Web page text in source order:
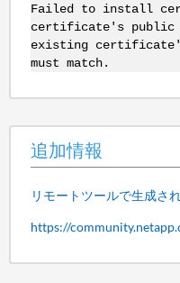
Failed to install
certificate's public
existing
must match.
追加情報
リモートツールで生成さ
https://